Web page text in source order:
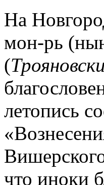
На
мон-рь
(
летопись
что иноки